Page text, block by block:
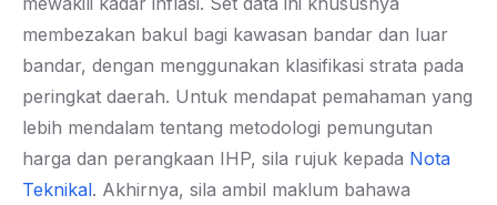
membezakan bakul bagi kawasan bandar dan luar
bandar, dengan menggunakan klasifikasi strata pada
peringkat daerah. Untuk mendapat pemahaman yang
lebih mendalam tentang metodologi pemungutan
harga dan perangkaan IHP, sila rujuk kepada Nota
Teknikal. Akhirnya, sila ambil maklum bahawa